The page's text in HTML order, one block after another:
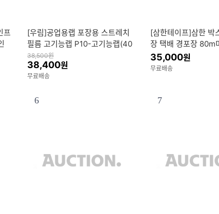
프
[우림]공업용랩 포장용 스트레치
필름 고기능랩 P10-고기능랩(40
0Mx4개) 1개
38,500원
38,400원
무료배송
[삼한테이프]삼한 박
장 택배 경포장 80m
개
35,000원
무료배송
6 7